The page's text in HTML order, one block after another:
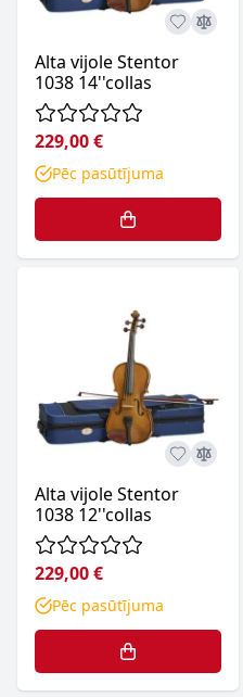
Alta vijole Stentor
1038 14''collas
229,00 €
Pēc pasūtījuma
Alta vijole Stentor
1038 12''collas
229,00 €
Pēc pasūtījuma